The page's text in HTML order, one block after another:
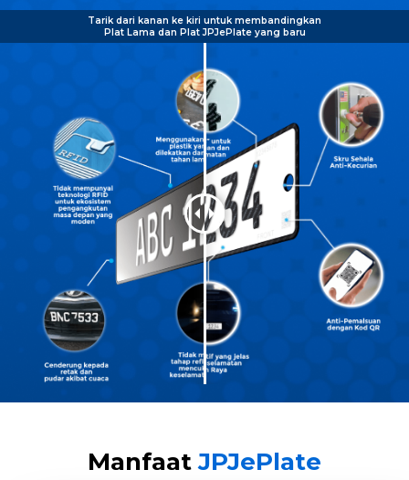
Tarik dari kanan ke kiri untuk membandingkan
Plat Lama dan Plat JPJePlate yang baru
ManfaatJPJePlate